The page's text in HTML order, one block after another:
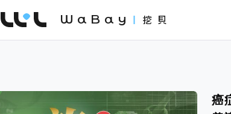
WaBay 挖貝 | 台灣最值得信賴的群眾集資 / 群眾
癌